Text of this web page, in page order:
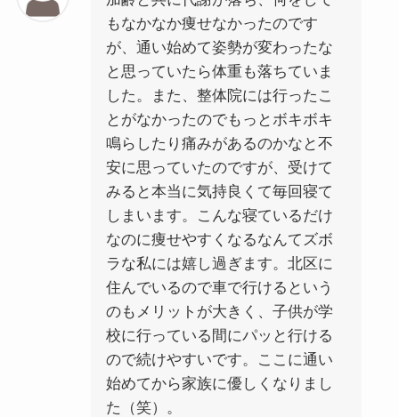
もなかなか痩せなかったのです
が、通い始めて姿勢が変わったな
と思っていたら体重も落ちていま
した。また、整体院には行ったこ
とがなかったのでもっとボキボキ
鳴らしたり痛みがあるのかなと不
安に思っていたのですが、受けて
みると本当に気持良くて毎回寝て
しまいます。こんな寝ているだけ
なのに痩せやすくなるなんてズボ
ラな私には嬉し過ぎます。北区に
住んでいるので車で行けるという
のもメリットが大きく、子供が学
校に行っている間にパッと行ける
ので続けやすいです。ここに通い
始めてから家族に優しくなりまし
た（笑）。